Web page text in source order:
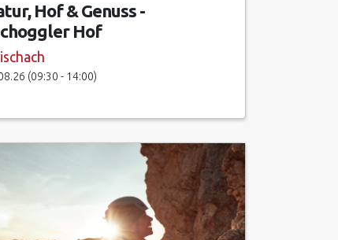
Hof & Genuss -
Hof
(09:30 - 14:00)